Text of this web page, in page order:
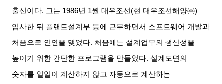
출신이다. 그는 1986년 1월 대우조선(현 대우조선해양㈜)
입사한 뒤 플랜트설계부 등에 근무하면서 소프트웨어 개발과
처음으로 인연을 맺었다. 처음에는 설계업무의 생산성을
높이기 위한 간단한 프로그램을 만들었다. 설계도면의
숫자를 일일이 계산하지 않고 자동으로 계산하는